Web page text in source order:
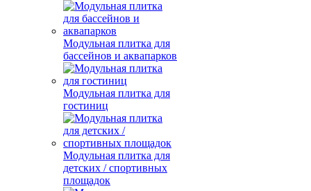
Модульная плитка для
бассейнов и аквапарков
Модульная плитка для
гостиниц
Модульная плитка для
детских / спортивных
площадок